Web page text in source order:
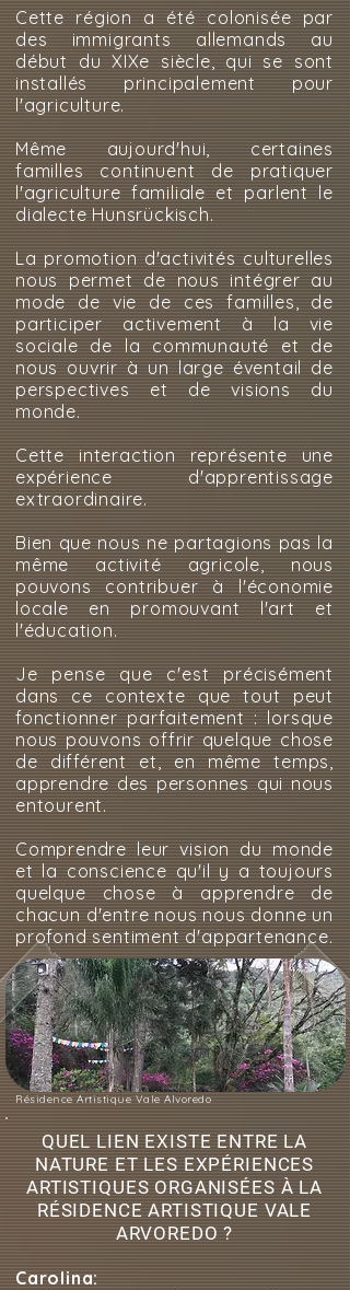
Cette région a été colonisée par
des immigrants allemands au
début du XIXe siècle, qui se sont
installés principalement pour
l'agriculture.
Même aujourd'hui, certaines
familles continuent de pratiquer
l'agriculture familiale et parlent le
dialecte Hunsrückisch.
La promotion d'activités culturelles
nous permet de nous intégrer au
mode de vie de ces familles, de
participer activement à la vie
sociale de la communauté et de
nous ouvrir à un large éventail de
perspectives et de visions du
monde.
Cette interaction représente une
expérience d'apprentissage
extraordinaire.
Bien que nous ne partagions pas la
même activité agricole, nous
pouvons contribuer à l'économie
locale en promouvant l'art et
l'éducation.
Je pense que c'est précisément
dans ce contexte que tout peut
fonctionner parfaitement : lorsque
nous pouvons offrir quelque chose
de différent et, en même temps,
apprendre des personnes qui nous
entourent.
Comprendre leur vision du monde
et la conscience qu'il y a toujours
quelque chose à apprendre de
chacun d'entre nous nous donne un
profond sentiment d'appartenance.
Résidence Artistique Vale Alvoredo
QUEL LIEN EXISTE ENTRE LA
NATURE ET LES EXPÉRIENCES
ARTISTIQUES ORGANISÉES À LA
RÉSIDENCE ARTISTIQUE VALE
ARVOREDO ?
Carolina: